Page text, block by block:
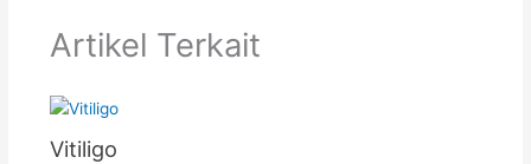
Artikel Terkait
Vitiligo